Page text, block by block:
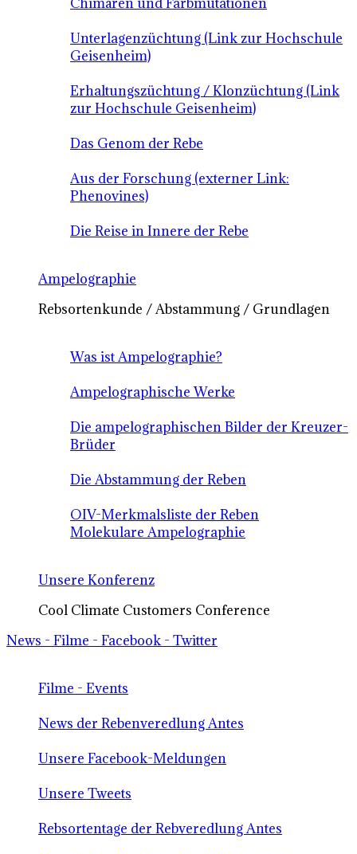
Unterlagenzüchtung (Link zur Hochschule
Geisenheim)
Erhaltungszüchtung / Klonzüchtung (Link
zur Hochschule Geisenheim)
Das Genom der Rebe
Aus der Forschung (externer Link:
Phenovines)
Die Reise in Innere der Rebe
Ampelographie
Rebsortenkunde / Abstammung / Grundlagen
Was ist Ampelographie?
Ampelographische Werke
Die ampelographischen Bilder der Kreuzer-
Brüder
Die Abstammung der Reben
OIV-Merkmalsliste der Reben
Molekulare Ampelographie
Unsere Konferenz
Cool Climate Customers Conference
News - Filme - Facebook - Twitter
Filme - Events
News der Rebenveredlung Antes
Unsere Facebook-Meldungen
Unsere Tweets
Rebsortentage der Rebveredlung Antes